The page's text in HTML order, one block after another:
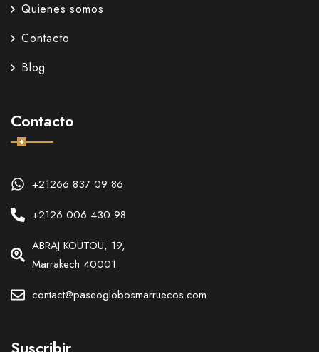
Quienes somos
Contacto
Blog
Contacto
+21266 837 09 86
+2126 006 430 98
ABRAJ KOUTOU, 19,
Marrakech 40001
contact@paseoglobosmarruecos.com